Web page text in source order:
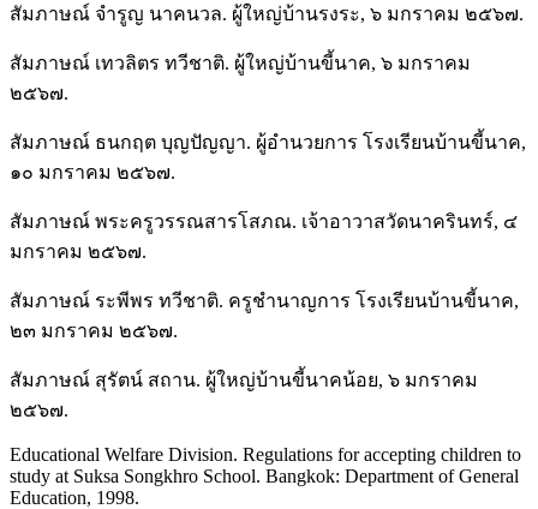
สัมภาษณ์ จำรูญ นาคนวล. ผู้ใหญ่บ้านรงระ, ๖ มกราคม ๒๕๖๗.
สัมภาษณ์ เทวลิตร ทวีชาติ. ผู้ใหญ่บ้านขี้นาค, ๖ มกราคม
๒๕๖๗.
สัมภาษณ์ ธนกฤต บุญปัญญา. ผู้อำนวยการ โรงเรียนบ้านขี้นาค,
๑๐ มกราคม ๒๕๖๗.
สัมภาษณ์ พระครูวรรณสารโสภณ. เจ้าอาวาสวัดนาครินทร์, ๔
มกราคม ๒๕๖๗.
สัมภาษณ์ ระพีพร ทวีชาติ. ครูชำนาญการ โรงเรียนบ้านขี้นาค,
๒๓ มกราคม ๒๕๖๗.
สัมภาษณ์ สุรัตน์ สถาน. ผู้ใหญ่บ้านขี้นาคน้อย, ๖ มกราคม
๒๕๖๗.
Educational Welfare Division. Regulations for accepting children to
study at Suksa Songkhro School. Bangkok: Department of General
Education, 1998.